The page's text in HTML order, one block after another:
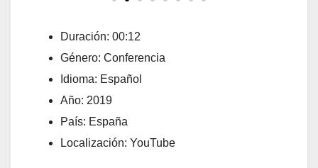
Duración: 00:12
Género: Conferencia
Idioma: Español
Año: 2019
País: España
Localización: YouTube